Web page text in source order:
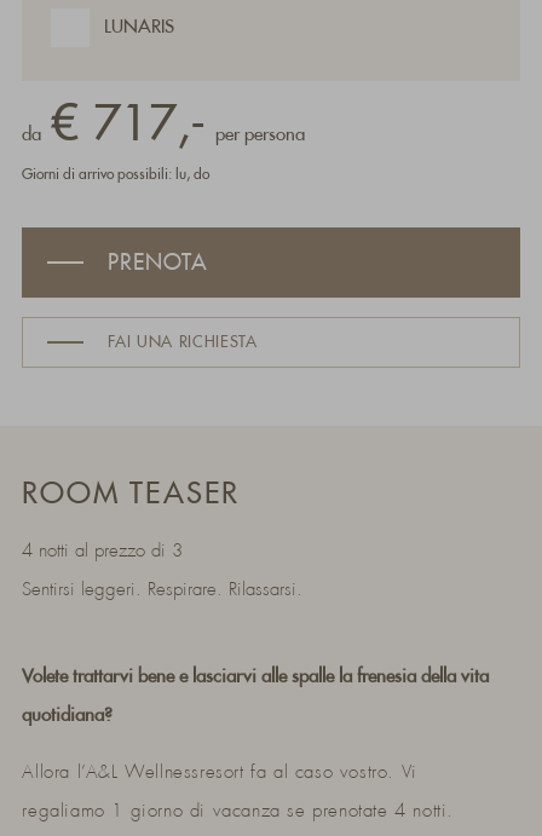
LUNARIS
da € 717,- per persona
Giorni di arrivo possibili: lu, do
PRENOTA
FAI UNA RICHIESTA
ROOM TEASER
4 notti al prezzo di 3
Sentirsi leggeri. Respirare. Rilassarsi.
Volete trattarvi bene e lasciarvi alle spalle la frenesia della vita
quotidiana?
Allora l’A&L Wellnessresort fa al caso vostro. Vi
regaliamo 1 giorno di vacanza se prenotate 4 notti.